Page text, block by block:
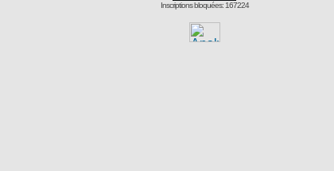
Inscriptions bloquées: 167224